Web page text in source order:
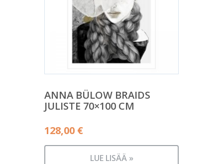
ANNA BÜLOW BRAIDS
JULISTE 70×100 CM
128,00 €
LUE LISÄÄ »